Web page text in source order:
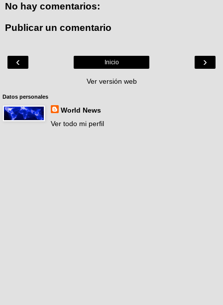
No hay comentarios:
Publicar un comentario
‹ ›
Inicio
Ver versión web
Datos personales
World News
Ver todo mi perfil